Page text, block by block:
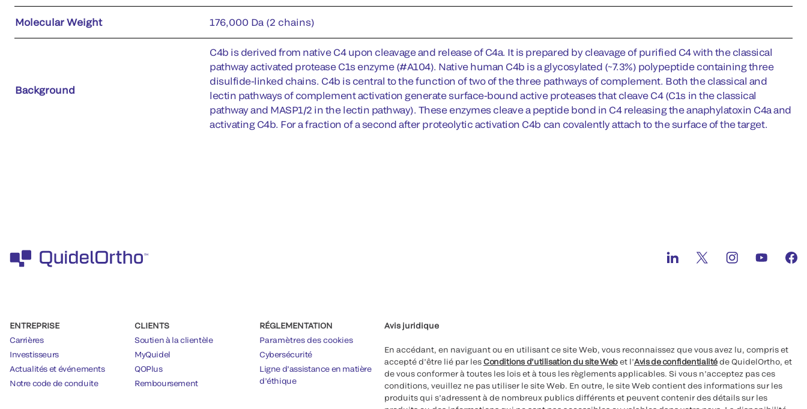
Molecular Weight 176,000 Da (2 chains)
Background
C4b is derived from native C4 upon cleavage and release of C4a. It is prepared by cleavage of purified C4 with the classical
pathway activated protease C1s enzyme (#A104). Native human C4b is a glycosylated (~7.3%) polypeptide containing three
disulfide-linked chains. C4b is central to the function of two of the three pathways of complement. Both the classical and
lectin pathways of complement activation generate surface-bound active proteases that cleave C4 (C1s in the classical
pathway and MASP1/2 in the lectin pathway). These enzymes cleave a peptide bond in C4 releasing the anaphylatoxin C4a and
activating C4b. For a fraction of a second after proteolytic activation C4b can covalently attach to the surface of the target.
ENTREPRISE
Carrières
Investisseurs
Actualités et événements
Notre code de conduite
CLIENTS
Soutien à la clientèle
MyQuidel
QOPlus
Remboursement
RÉGLEMENTATION
Paramètres des cookies
Cybersécurité
Ligne d’assistance en matière
d’éthique
Avis juridique
En accédant, en naviguant ou en utilisant ce site Web, vous reconnaissez que vous avez lu, compris et
accepté d’être lié par lesConditions d’utilisation du site Webet l’Avis de confidentialitéde QuidelOrtho, et
de vous conformer à toutes les lois et à tous les règlements applicables. Si vous n’acceptez pas ces
conditions, veuillez ne pas utiliser le site Web. En outre, le site Web contient des informations sur les
produits qui s’adressent à de nombreux publics différents et peuvent contenir des détails sur les